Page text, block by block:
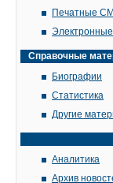
Печатные
Справочные
Биографии
Статистика
Другие
Аналитика
Архив